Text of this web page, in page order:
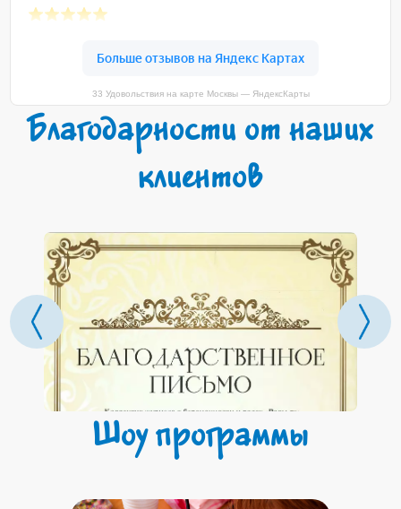
33 Удовольствия на карте Москвы — ЯндексКарты
Благодарности от наших
клиентов
Шоу программы